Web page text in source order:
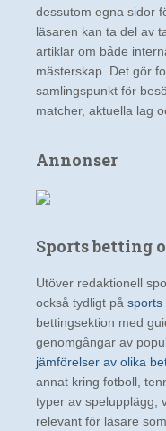
dessutom egna sidor
läsaren kan ta del av
artiklar om både
mästerskap. Det gör
samlingspunkt för
matcher, aktuella lag
Annonser
Sports betting
Utöver redaktionell
också tydligt på sports
bettingsektion med
genomgångar av
jämförelser av olika
annat kring fotboll,
typer av spelupplägg,
relevant för läsare